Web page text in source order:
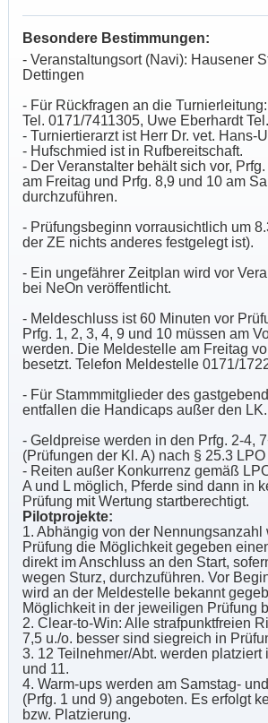
Besondere Bestimmungen:
- Veranstaltungsort (Navi): Hausener
Dettingen
- Für Rückfragen an die
Tel. 0171/7411305, Uwe Eberhardt
- Turniertierarzt ist Herr Dr. vet. Hans-
- Hufschmied ist in Rufbereitschaft.
- Der Veranstalter behält sich vor,
am Freitag und Prfg. 8,9 und 10 am
durchzuführen.
- Prüfungsbeginn vorrausichtlich um
der ZE nichts anderes festgelegt ist).
- Ein ungefährer Zeitplan wird vor
bei NeOn veröffentlicht.
- Meldeschluss ist 60 Minuten vor
Prfg. 1, 2, 3, 4, 9 und 10 müssen am
werden. Die Meldestelle am Freitag
besetzt. Telefon Meldestelle 0171/
- Für Stammmitglieder des
entfallen die Handicaps außer den LK.
- Geldpreise werden in den Prfg. 2-4,
(Prüfungen der Kl. A) nach § 25.3
- Reiten außer Konkurrenz gemäß
A und L möglich, Pferde sind dann in
Prüfung mit Wertung startberechtigt.
Pilotprojekte:
1. Abhängig von der Nennungsanzahl
Prüfung die Möglichkeit gegeben
direkt im Anschluss an den Start,
wegen Sturz, durchzuführen. Vor
wird an der Meldestelle bekannt
Möglichkeit in der jeweiligen Prüfung
2. Clear-to-Win: Alle strafpunktfreien
7,5 u./o. besser sind siegreich in
3. 12 Teilnehmer/Abt. werden platziert
und 11.
4. Warm-ups werden am Samstag-
(Prfg. 1 und 9) angeboten. Es erfolgt
bzw. Platzierung.